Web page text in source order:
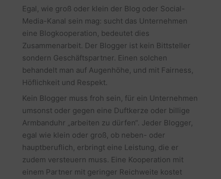
Egal, wie groß oder klein der Blog oder Social-
Media-Kanal sein mag: sucht das Unternehmen
eine Blogkooperation, bedeutet dies
Zusammenarbeit. Der Blogger ist kein Bittsteller
sondern Geschäftspartner. Einen solchen
behandelt man auf Augenhöhe, und mit Fairness,
Höflichkeit und Respekt.
Kein Blogger muss froh sein, für ein Unternehmen
umsonst oder gegen eine Duftkerze oder billige
Armbanduhr „arbeiten zu dürfen“. Jeder Blogger,
egal wie klein oder groß, ob neben- oder
hauptberuflich, erbringt eine Leistung, die er
zudem versteuern muss. Eine Kooperation mit
einem Partner mit geringer Reichweite kostet